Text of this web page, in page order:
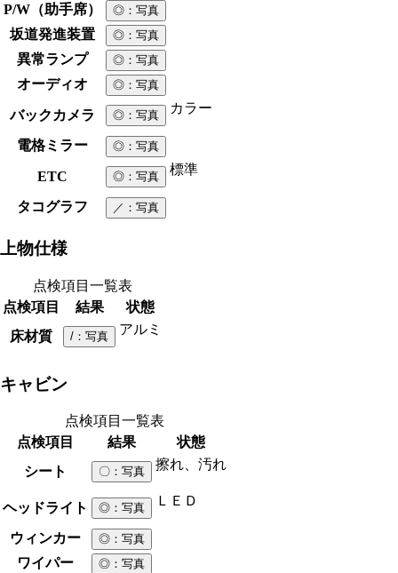
P/W（助手席） ◎ ：写真
坂道発進装置 ◎ ：写真
異常ランプ ◎ ：写真
オーディオ ◎ ：写真
バックカメラ ◎ ：写真 カラー
電格ミラー ◎ ：写真
ETC ◎ ：写真 標準
タコグラフ ／ ：写真
上物仕様
点検項目一覧表
点検項目
結果
状態
床材質
/ ：写真 アルミ
キャビン
点検項目一覧表
点検項目
結果
状態
シート
〇 ：写真 擦れ、汚れ
ヘッドライト ◎ ：写真 ＬＥＤ
ウィンカー ◎ ：写真
ワイパー ◎ ：写真